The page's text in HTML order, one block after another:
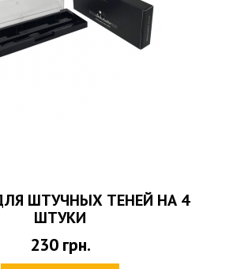
ШТУЧНЫХ ТЕНЕЙ НА 4
ШТУКИ
230 грн.